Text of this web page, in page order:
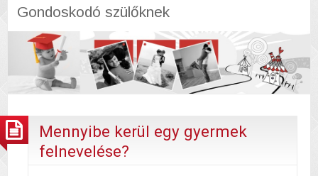
Gondoskodó szülőknek
Mennyibe kerül egy gyermek
felnevelése?